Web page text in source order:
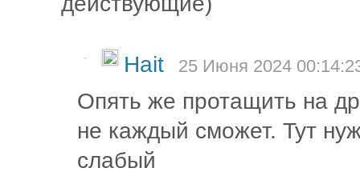
- Hait 25 Июня 2024
Опять же протащить на
не каждый сможет. Тут
слабый